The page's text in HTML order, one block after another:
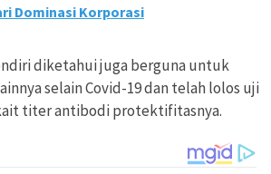
Dominasi Korporasi
diketahui juga berguna untuk
selain Covid-19 dan telah lolos uji
titer antibodi protektifitasnya.